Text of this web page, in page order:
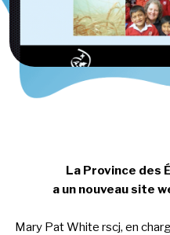
La Province des
a un nouveau site
Mary Pat White rscj, en